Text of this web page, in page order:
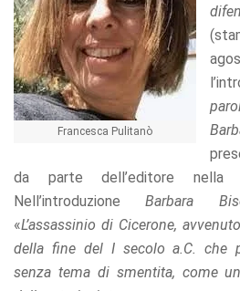
Francesca Pulitanò
da parte dell’editore nella
Nell’introduzioneBarbara
«L’assassinio di Cicerone,
della fine del I secolo a.C. che
senza tema di smentita, come
some
functionality
will
disappear
from the
website.
By sharing
your
interests
and
behavior as
site, you